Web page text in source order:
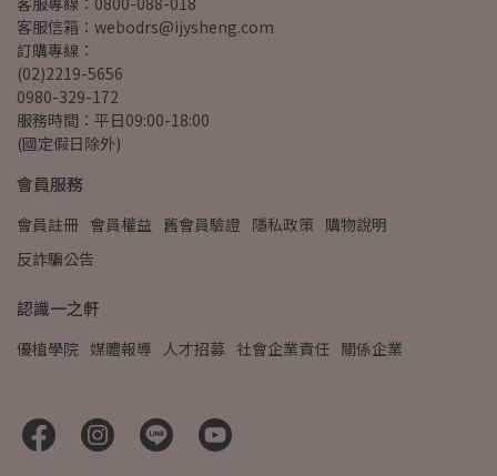
客服信箱：webodrs@ijysheng.com
訂購專線：
(02)2219-5656
0980-329-172
服務時間：平日09:00-18:00
(國定假日除外)
會員服務
會員註冊 會員權益 舊會員驗證 隱私政策 購物說明
反詐騙公告
認識一之軒
優植學院 媒體報導 人才招募 社會企業責任 關係企業